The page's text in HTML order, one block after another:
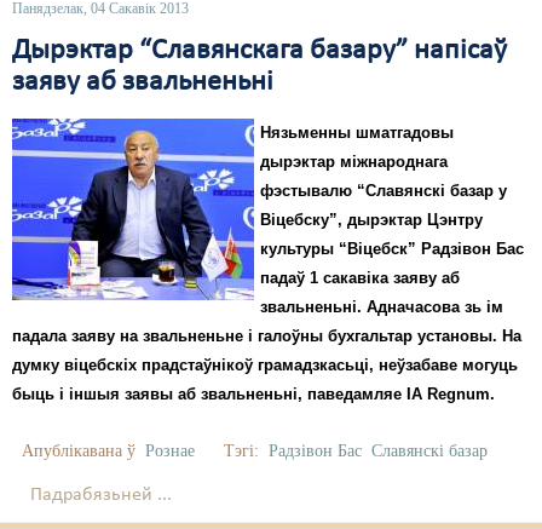
Панядзелак, 04 Сакавік 2013
Дырэктар “Славянскага базару” напісаў
заяву аб звальненьні
Нязьменны шматгадовы
дырэктар міжнароднага
фэстывалю “Славянскі базар у
Віцебску”, дырэктар Цэнтру
культуры “Віцебск” Радзівон Бас
падаў 1 сакавіка заяву аб
звальненьні. Адначасова зь ім
падала заяву на звальненьне і галоўны бухгальтар установы. На
думку віцебскіх прадстаўнікоў грамадзкасьці, неўзабаве могуць
быць і іншыя заявы аб звальненьні, паведамляе ІА Regnum.
Апублікавана ў Рознае Тэгі: Радзівон Бас Славянскі базар
Падрабязьней ...